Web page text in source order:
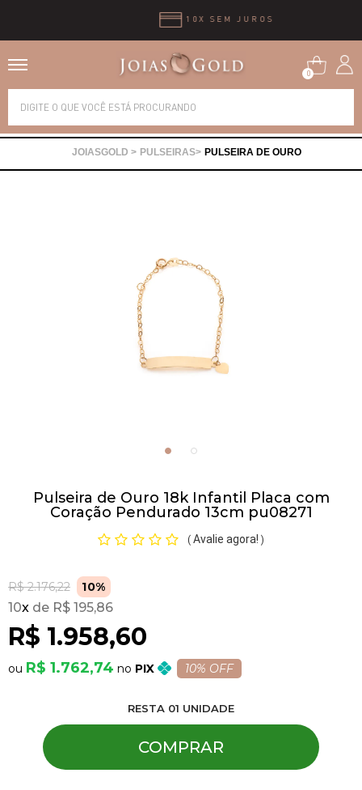
10X SEM JUROS
0
PULSEIRAS PULSEIRA DE OURO
Pulseira de Ouro 18k Infantil Placa com
Coração Pendurado 13cm pu08271
( Avalie agora! )
R$ 2.176,22 10%
R$ 1.958,60
10x R$ 195,86
R$ 1.762,74 PIX 10% OFF
RESTA 01 UNIDADE
COMPRAR
Alianças
Pedras Preciosas
OFERTAS